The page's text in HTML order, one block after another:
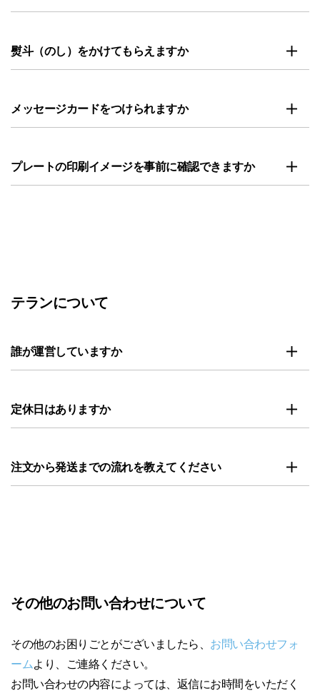
熨斗（のし）をかけてもらえますか
メッセージカードをつけられますか
プレートの印刷イメージを事前に確認できますか
テランについて
誰が運営していますか
定休日はありますか
注文から発送までの流れを教えてください
その他のお問い合わせについて
その他のお困りごとがございましたら、 お問い合わせフォ
ームより、ご連絡ください。
お問い合わせの内容によっては、返信にお時間をいただく